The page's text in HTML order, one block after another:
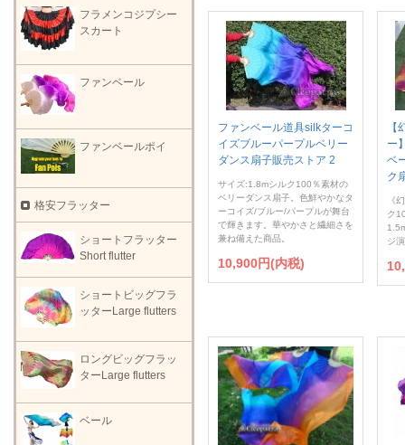
ファンベール道具silkターコ
イズブルーパープルベリー
ダンス扇子販売ストア 2
サイズ:1.8mシルク100％素材の
ベリーダンス扇子。色鮮やかなタ
ーコイズ/ブルー/パープルが舞台
で輝きます。華やかさと繊細さを
兼ね備えた商品。
10,900円(内税)
ー
ベ
ク
《
ク
ジ
フラメンコジプシー
スカート
ファンベール
ファンベールポイ
格安フラッター
ショートフラッター
Short flutter
ショートビッグフラ
ッターLarge flutters
ロングビッグフラッ
ターLarge flutters
ベール